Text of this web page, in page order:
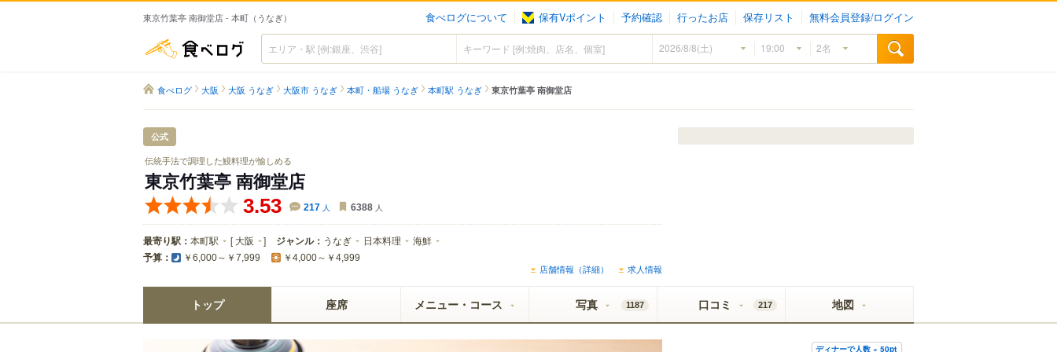
東京竹葉亭 南御堂店 - 本町（うなぎ） 食べログについて 保有Vポイント 予約確認 行ったお店 保存リスト 無料会員登録/ログイン
食べログ
食べログ 大阪 大阪 うなぎ 大阪市 うなぎ 本町・船場 うなぎ 本町駅 うなぎ 東京竹葉亭 南御堂店
公式
伝統手法で調理した鰻料理が愉しめる
東京竹葉亭 南御堂店
3.53 217 人 6388 人
最寄り駅： 本町駅 [ 大阪 ] ジャンル： うなぎ 日本料理 海鮮
予算： ￥6,000～￥7,999 ￥4,000～￥4,999
店舗情報（詳細） 求人情報
トップ 座席 メニュー・コース 写真 1187 口コミ 217 地図
ディナーで人数 × 50pt